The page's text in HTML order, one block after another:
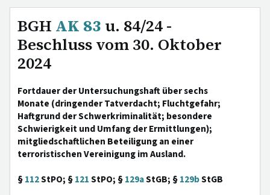
BGH AK 83 u. 84/24 -
Beschluss vom 30. Oktober
2024
Fortdauer der Untersuchungshaft über sechs
Monate (dringender Tatverdacht; Fluchtgefahr;
Haftgrund der Schwerkriminalität; besondere
Schwierigkeit und Umfang der Ermittlungen);
mitgliedschaftlichen Beteiligung an einer
terroristischen Vereinigung im Ausland.
§112StPO; §121StPO; §129aStGB; §129bStGB